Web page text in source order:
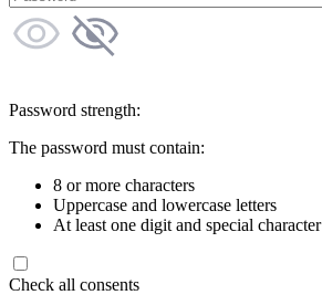
Password strength:
The password must contain:
8 or more characters
Uppercase and lowercase letters
At least one digit and special character
Check all consents